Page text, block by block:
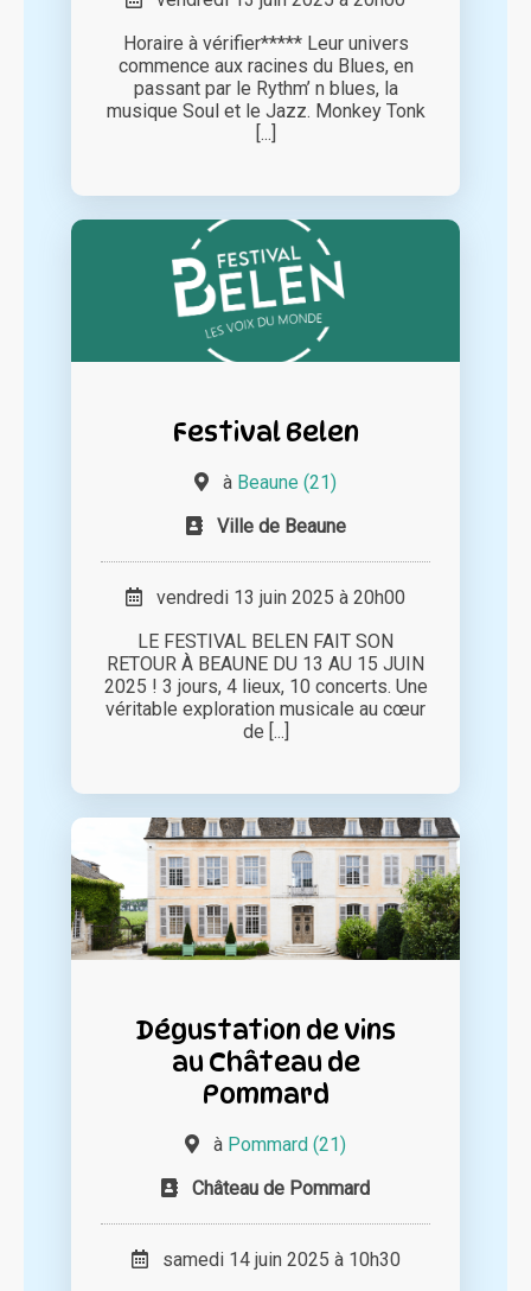
Horaire à vérifier***** Leur univers
commence aux racines du Blues, en
passant par le Rythm’ n blues, la
musique Soul et le Jazz. Monkey Tonk
[...]
Festival Belen
à Beaune (21)
Ville de Beaune
vendredi 13 juin 2025 à 20h00
LE FESTIVAL BELEN FAIT SON
RETOUR À BEAUNE DU 13 AU 15 JUIN
2025 ! 3 jours, 4 lieux, 10 concerts. Une
véritable exploration musicale au cœur
de [...]
Dégustation de vins
au Château de
Pommard
à Pommard (21)
Château de Pommard
samedi 14 juin 2025 à 10h30